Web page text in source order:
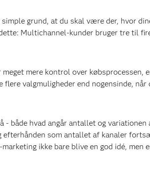
grund, at du skal være der, hvor
Multichannel-kunder bruger tre til
mere kontrol over købsprocessen,
flere valgmuligheder end nogensinde,
- både hvad angår antallet og
som antallet af kanaler
ikke bare blive en god idé, men